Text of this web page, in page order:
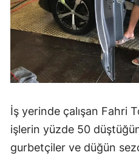
İş yerinde çalışan Fahri
işlerin yüzde 50
gurbetçiler ve düğün